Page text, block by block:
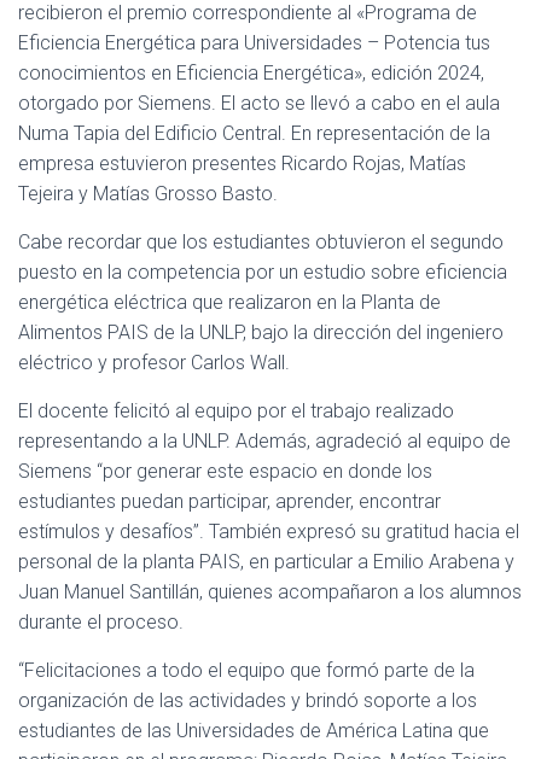
recibieron el premio correspondiente al «Programa de
Eficiencia Energética para Universidades – Potencia tus
conocimientos en Eficiencia Energética», edición 2024,
otorgado por Siemens. El acto se llevó a cabo en el aula
Numa Tapia del Edificio Central. En representación de la
empresa estuvieron presentes Ricardo Rojas, Matías
Tejeira y Matías Grosso Basto.
Cabe recordar que los estudiantes obtuvieron el segundo
puesto en la competencia por un estudio sobre eficiencia
energética eléctrica que realizaron en la Planta de
Alimentos PAIS de la UNLP, bajo la dirección del ingeniero
eléctrico y profesor Carlos Wall.
El docente felicitó al equipo por el trabajo realizado
representando a la UNLP. Además, agradeció al equipo de
Siemens “por generar este espacio en donde los
estudiantes puedan participar, aprender, encontrar
estímulos y desafíos”. También expresó su gratitud hacia el
personal de la planta PAIS, en particular a Emilio Arabena y
Juan Manuel Santillán, quienes acompañaron a los alumnos
durante el proceso.
“Felicitaciones a todo el equipo que formó parte de la
organización de las actividades y brindó soporte a los
estudiantes de las Universidades de América Latina que